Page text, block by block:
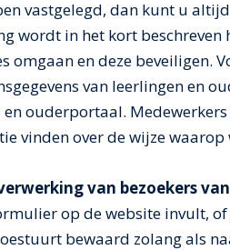
vastgelegd, dan kunt u
wordt in het kort beschreven
omgaan en deze beveiligen.
van leerlingen en
ouderportaal.
vinden over de wijze waarop
van bezoekers
op de website invult,
bewaard zolang als